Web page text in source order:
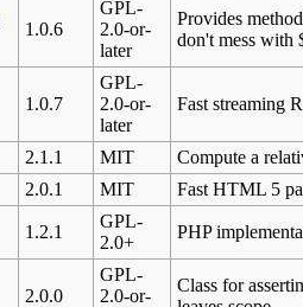
1.0.6
GPL-
2.0-or-
later
Provides
don't mess with
1.0.7
GPL-
2.0-or-
later
Fast streaming
2.1.1 MIT Compute a
2.0.1 MIT Fast HTML 5
1.2.1
GPL-
2.0+
PHP
2.0.0
GPL-
2.0-or-
Class for